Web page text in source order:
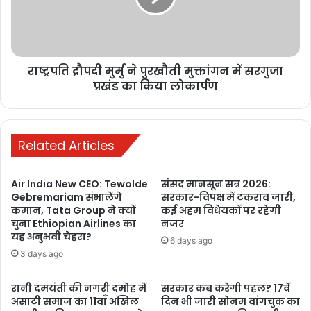
आज IIT दिल्ली के 57वें दीक्षांत समारोह को
National Handloom Day 2026: देशभर में
गूंजा ‘लोकल’ का संदेश, जानिए भारत के
हथकरघा क्षेत्र की ताकत और कारीगरों के लिए
3 days ago
राष्ट्रपति द्रौपदी मुर्मु ने पुरखौती मुक्तांगन में सरगुजा
प्रखंड का किया लोकार्पण
Related Articles
Air India New CEO: Tewolde
Gebremariam संभालेंगे
कमान, Tata Group ने क्यों
चुना Ethiopian Airlines का
यह अनुभवी चेहरा?
3 days ago
संसद मानसून सत्र 2026:
सरकार-विपक्ष में टकराव जारी,
कई अहम विधेयकों पर रहेगी
नजर
6 days ago
रानी दमयंती की नगरी दमोह में
असाटी समाज का 11वाँ अखिल
सरकार कब करेगी पहल? 17वें
दिन भी जारी सोनम वांगचुक का